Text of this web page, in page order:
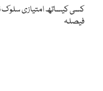
کسی کیساتھ امتیازی سلوک
فیصلہ